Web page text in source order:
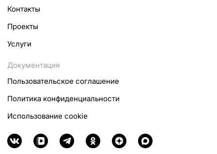
Контакты
Проекты
Услуги
Документация
Пользовательское соглашение
Политика конфиденциальности
Использование cookie